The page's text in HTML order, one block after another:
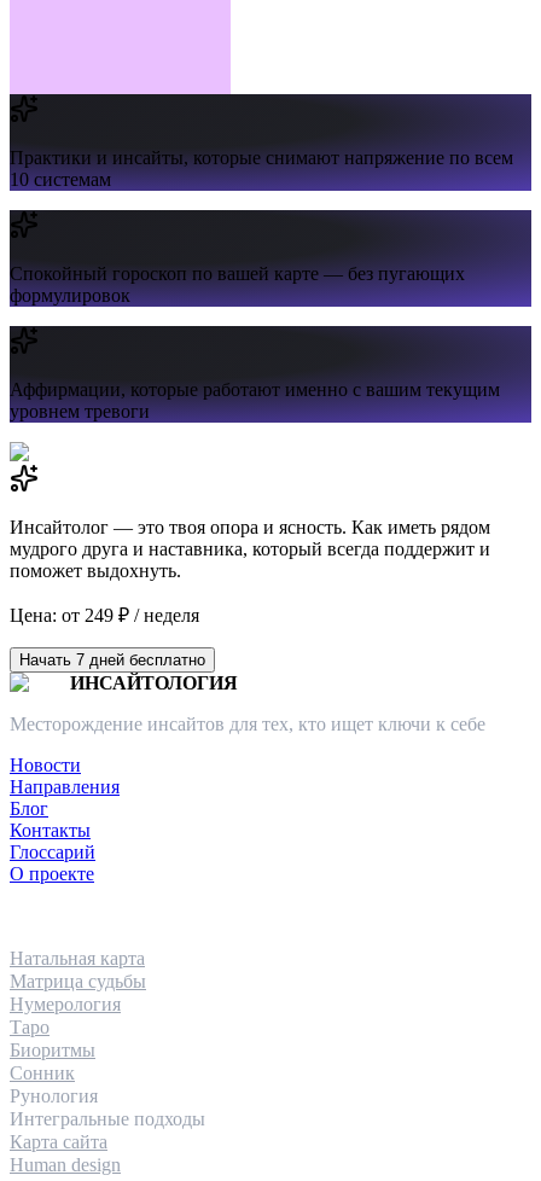
Практики и инсайты,которые снимают напряжение по всем
10 системам
Спокойный гороскоппо вашей карте — без пугающих
формулировок
Аффирмации,которые работают именно с вашим текущим
уровнем тревоги
Инсайтолог — это твоя опора и ясность. Как иметь рядом
мудрого друга и наставника, который всегда поддержит и
поможет выдохнуть.
Цена: от 249 ₽ / неделя
Начать 7 дней бесплатно
ИНСАЙТОЛОГИЯ
Месторождение инсайтов для тех, кто ищет ключи к себе
Новости
Направления
Блог
Контакты
Глоссарий
О проекте
Натальная карта
Матрица судьбы
Нумерология
Таро
Биоритмы
Сонник
Рунология
Интегральные подходы
Карта сайта
Human design